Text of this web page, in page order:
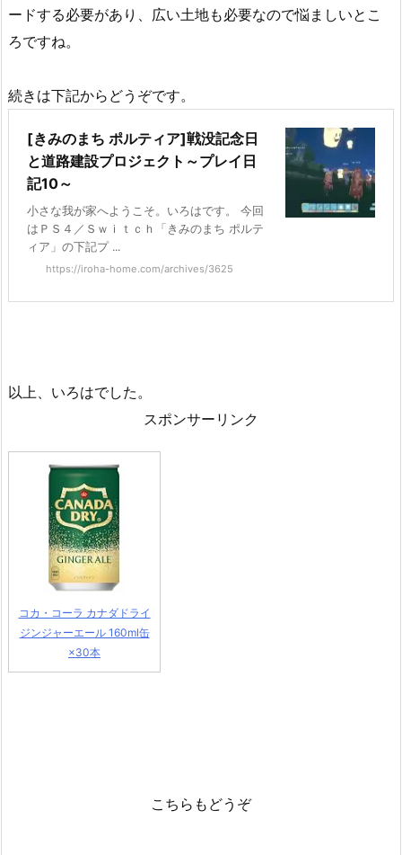
ードする必要があり、広い土地も必要なので悩ましいとこ
ろですね。
続きは下記からどうぞです。
[きみのまち ポルティア]戦没記念日
と道路建設プロジェクト～プレイ日
記10～
小さな我が家へようこそ。いろはです。 今回
はＰＳ４／Ｓｗｉｔｃｈ「きみのまち ポルテ
ィア」の下記プ ...
https://iroha-home.com/archives/3625
以上、いろはでした。
スポンサーリンク
コカ・コーラ カナダドライ
ジンジャーエール 160ml缶
×30本
こちらもどうぞ